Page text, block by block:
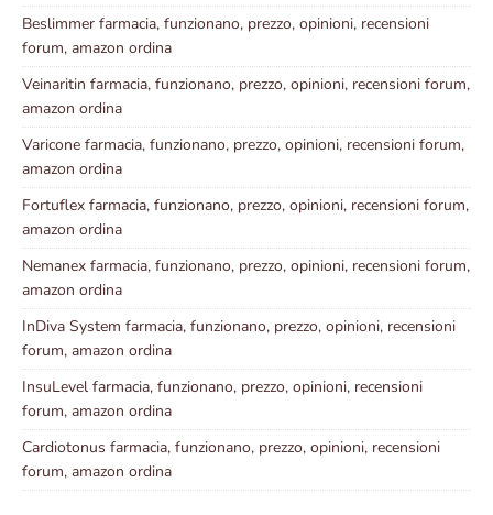
Beslimmer farmacia, funzionano, prezzo, opinioni, recensioni
forum, amazon ordina
Veinaritin farmacia, funzionano, prezzo, opinioni, recensioni forum,
amazon ordina
Varicone farmacia, funzionano, prezzo, opinioni, recensioni forum,
amazon ordina
Fortuflex farmacia, funzionano, prezzo, opinioni, recensioni forum,
amazon ordina
Nemanex farmacia, funzionano, prezzo, opinioni, recensioni forum,
amazon ordina
InDiva System farmacia, funzionano, prezzo, opinioni, recensioni
forum, amazon ordina
InsuLevel farmacia, funzionano, prezzo, opinioni, recensioni
forum, amazon ordina
Cardiotonus farmacia, funzionano, prezzo, opinioni, recensioni
forum, amazon ordina